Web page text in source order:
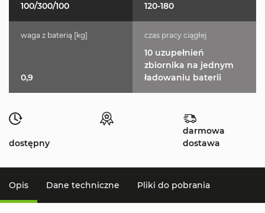
100/300/100 120-180
waga z baterią [kg]
0,9
czas pracy ciągłej
10 uzupełnień
zbiornika na jednym
ładowaniu baterii
dostępny
darmowa
dostawa
Opis Dane techniczne Pliki do pobrania